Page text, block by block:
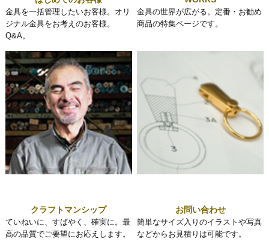
金具を一括管理したいお客様。オリ
ジナル金具をお考えのお客様。
Q&A。
金具の世界が広がる。定番・お勧め
商品の特集ページです。
クラフトマンシップ
ていねいに、すばやく、確実に。最
高の品質でご要望にお応えします。
お問い合わせ
簡単なサイズ入りのイラストや写真
などからお見積りは可能です。